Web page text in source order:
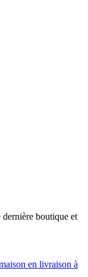
boutique et
en livraison à